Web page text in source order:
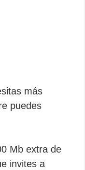
más
puedes
Mb extra de
invites a